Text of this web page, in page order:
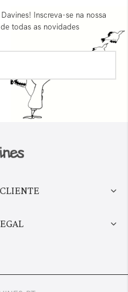
Inscreva-se na nossa
todas as novidades